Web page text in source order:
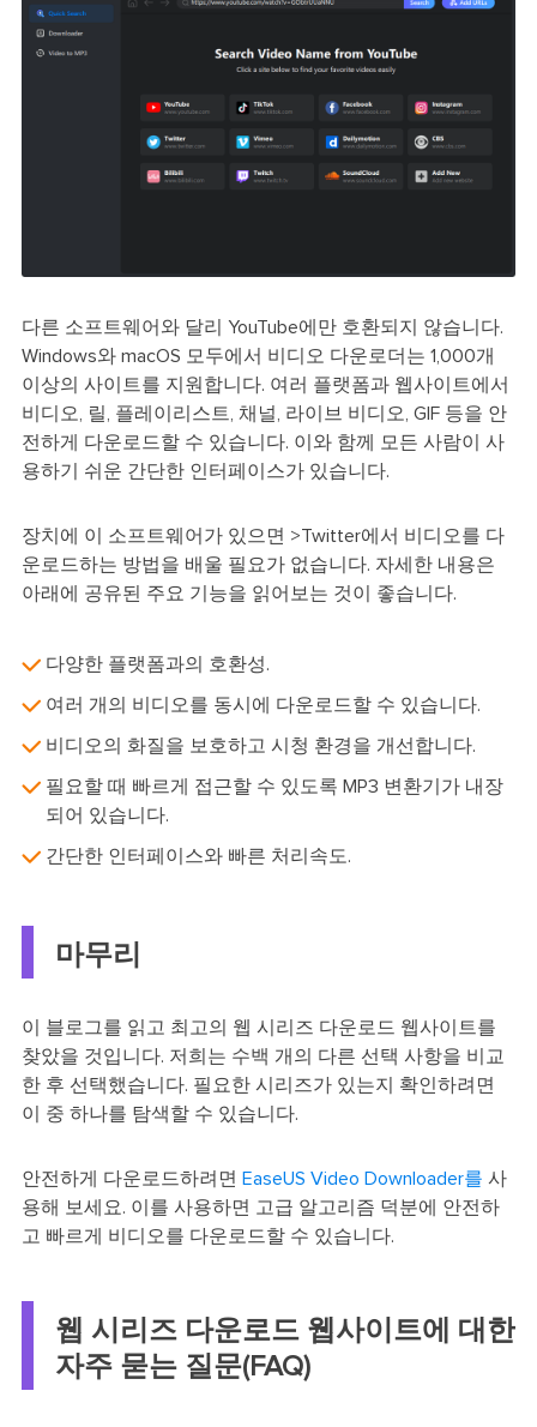
다른 소프트웨어와 달리 YouTube에만 호환되지 않습니다.
Windows와 macOS 모두에서 비디오 다운로더는 1,000개
이상의 사이트를 지원합니다. 여러 플랫폼과 웹사이트에서
비디오, 릴, 플레이리스트, 채널, 라이브 비디오, GIF 등을 안
전하게 다운로드할 수 있습니다. 이와 함께 모든 사람이 사
용하기 쉬운 간단한 인터페이스가 있습니다.
장치에 이 소프트웨어가 있으면 >Twitter에서 비디오를 다
운로드하는 방법을 배울 필요가 없습니다. 자세한 내용은
아래에 공유된 주요 기능을 읽어보는 것이 좋습니다.
다양한 플랫폼과의 호환성.
여러 개의 비디오를 동시에 다운로드할 수 있습니다.
비디오의 화질을 보호하고 시청 환경을 개선합니다.
필요할 때 빠르게 접근할 수 있도록 MP3 변환기가 내장
되어 있습니다.
간단한 인터페이스와 빠른 처리속도.
마무리
이 블로그를 읽고 최고의 웹 시리즈 다운로드 웹사이트를
찾았을 것입니다. 저희는 수백 개의 다른 선택 사항을 비교
한 후 선택했습니다. 필요한 시리즈가 있는지 확인하려면
이 중 하나를 탐색할 수 있습니다.
안전하게 다운로드하려면 EaseUS Video Downloader를 사
용해 보세요. 이를 사용하면 고급 알고리즘 덕분에 안전하
고 빠르게 비디오를 다운로드할 수 있습니다.
웹 시리즈 다운로드 웹사이트에 대한
자주 묻는 질문(FAQ)